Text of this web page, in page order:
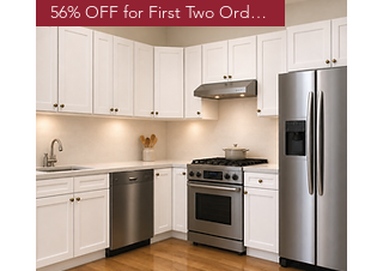
56% OFF for First Two Order!